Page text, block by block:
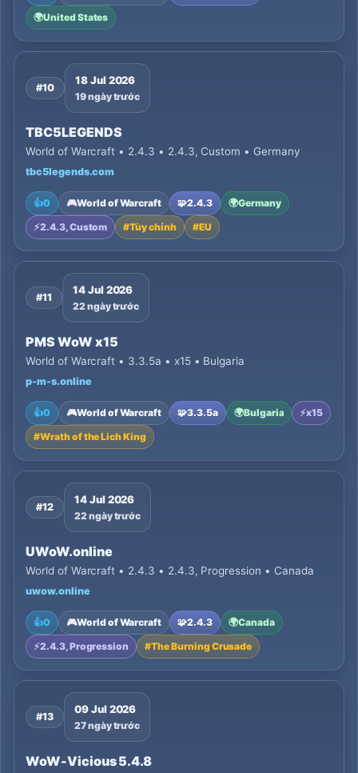
🌍United States
#10
18 Jul 2026
19 ngày trước
TBC5LEGENDS
World of Warcraft • 2.4.3 • 2.4.3, Custom • Germany
tbc5legends.com
👍0 🎮World of Warcraft 🧩2.4.3 🌍Germany
⚡2.4.3, Custom #Tùy chỉnh #EU
#11
14 Jul 2026
22 ngày trước
PMS WoW x15
World of Warcraft • 3.3.5a • x15 • Bulgaria
p-m-s.online
👍0 🎮World of Warcraft 🧩3.3.5a 🌍Bulgaria ⚡x15
#Wrath of the Lich King
#12
14 Jul 2026
22 ngày trước
UWoW.online
World of Warcraft • 2.4.3 • 2.4.3, Progression • Canada
uwow.online
👍0 🎮World of Warcraft 🧩2.4.3 🌍Canada
⚡2.4.3, Progression #The Burning Crusade
#13
09 Jul 2026
27 ngày trước
WoW-Vicious 5.4.8